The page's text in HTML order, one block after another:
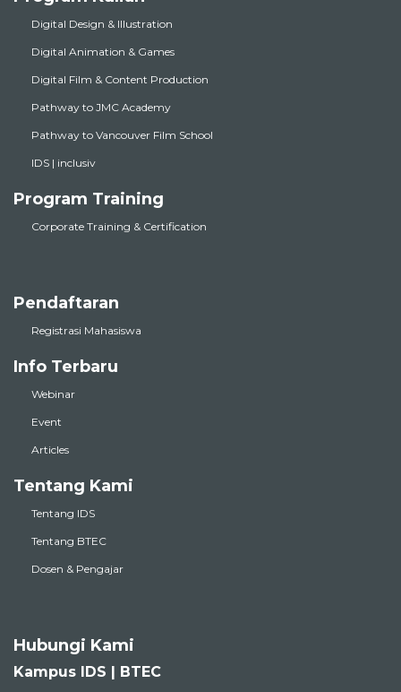
Digital Design & Illustration
Digital Animation & Games
Digital Film & Content Production
Pathway to JMC Academy
Pathway to Vancouver Film School
IDS | inclusiv
Program Training
Corporate Training & Certification
Pendaftaran
Registrasi Mahasiswa
Info Terbaru
Webinar
Event
Articles
Tentang Kami
Tentang IDS
Tentang BTEC
Dosen & Pengajar
Hubungi Kami
Kampus IDS | BTEC